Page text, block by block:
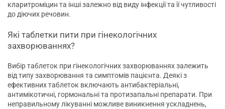
кларитроміцин та інші залежно від виду інфекції та її чутливості
до діючих речовин.
Які таблетки пити при гінекологічних
захворюваннях?
Вибір таблеток при гінекологічних захворюваннях залежить
від типу захворювання та симптомів пацієнта. Деякі з
ефективних таблеток включають антибактеріальні,
антимікотичні, гормональні та протизапальні препарати. При
неправильному лікуванні можливе виникнення ускладнень,